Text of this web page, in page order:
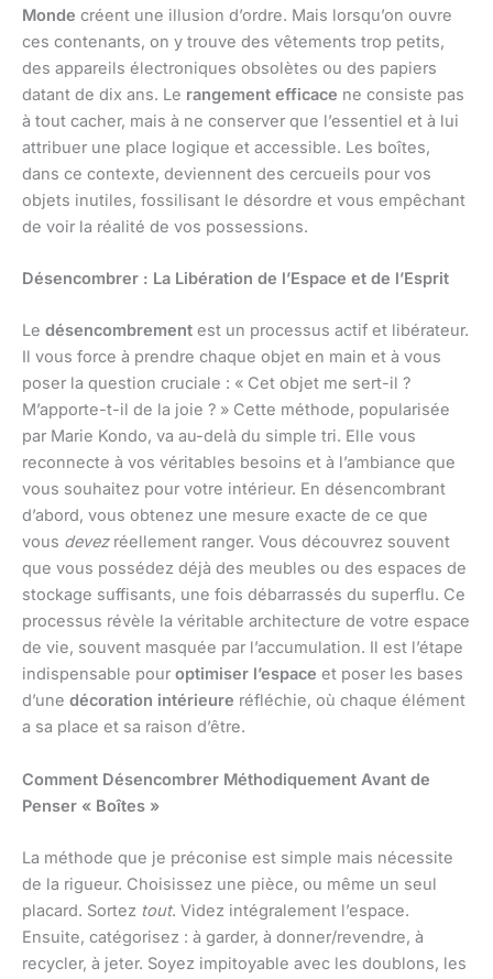
Monde créent une illusion d’ordre. Mais lorsqu’on ouvre
ces contenants, on y trouve des vêtements trop petits,
des appareils électroniques obsolètes ou des papiers
datant de dix ans. Le rangement efficace ne consiste pas
à tout cacher, mais à ne conserver que l’essentiel et à lui
attribuer une place logique et accessible. Les boîtes,
dans ce contexte, deviennent des cercueils pour vos
objets inutiles, fossilisant le désordre et vous empêchant
de voir la réalité de vos possessions.
Désencombrer : La Libération de l’Espace et de l’Esprit
Le désencombrement est un processus actif et libérateur.
Il vous force à prendre chaque objet en main et à vous
poser la question cruciale : « Cet objet me sert-il ?
M’apporte-t-il de la joie ? » Cette méthode, popularisée
par Marie Kondo, va au-delà du simple tri. Elle vous
reconnecte à vos véritables besoins et à l’ambiance que
vous souhaitez pour votre intérieur. En désencombrant
d’abord, vous obtenez une mesure exacte de ce que
vous devezréellement ranger. Vous découvrez souvent
que vous possédez déjà des meubles ou des espaces de
stockage suffisants, une fois débarrassés du superflu. Ce
processus révèle la véritable architecture de votre espace
de vie, souvent masquée par l’accumulation. Il est l’étape
indispensable pour optimiser l’espace et poser les bases
d’une décoration intérieure réfléchie, où chaque élément
a sa place et sa raison d’être.
Comment Désencombrer Méthodiquement Avant de
Penser « Boîtes »
La méthode que je préconise est simple mais nécessite
de la rigueur. Choisissez une pièce, ou même un seul
placard. Sortez tout. Videz intégralement l’espace.
Ensuite, catégorisez : à garder, à donner/revendre, à
recycler, à jeter. Soyez impitoyable avec les doublons, les